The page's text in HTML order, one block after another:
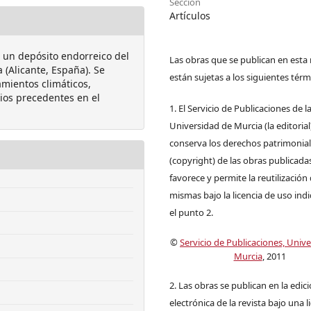
depósito endorreico del
España). Se
climáticos,
precedentes en el
Artículos
Las obras que se publican en esta
están sujetas a los siguientes
1. El Servicio de Publicaciones de la
Universidad de Murcia (la
conserva los derechos
(copyright) de las obras
favorece y permite la reutilización
mismas bajo la licencia de uso
el punto 2.
©Servicio de Publicaciones,
Murcia, 2011
2. Las obras se publican en la
electrónica de la revista bajo una